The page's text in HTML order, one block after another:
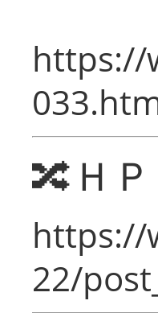
https://
🔀Ｈ
https://
22/